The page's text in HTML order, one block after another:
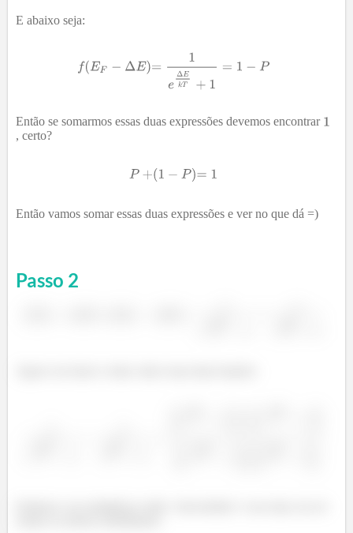
E abaixo seja:
Então se somarmos essas duas expressões devemos encontrar
, certo?
Então vamos somar essas duas expressões e ver no que dá =)
Passo 2